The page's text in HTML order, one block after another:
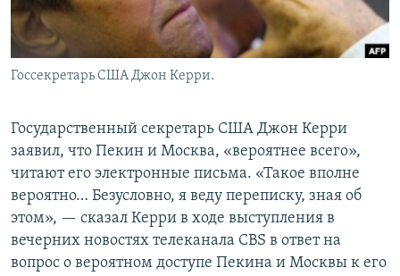
Госсекретарь США Джон Керри.
Государственный секретарь США Джон Керри
заявил, что Пекин и Москва, «вероятнее всего»,
читают его электронные письма. «Такое вполне
вероятно… Безусловно, я веду переписку, зная об
этом», — сказал Керри в ходе выступления в
вечерних новостях телеканала CBS в ответ на
вопрос о вероятном доступе Пекина и Москвы к его